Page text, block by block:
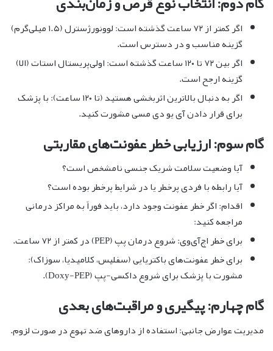
اگر کمتر از ۷۲ ساعت گذشته است: لوونورژسترل (۱.۵ میلی‌گرم)
گزینه مناسب و در دسترس است.
اگر بین ۷۲ تا ۱۲۰ ساعت گذشته است: اولی‌پریستال استات (الا)
گزینه ارجح است.
اگر به دنبال بالاترین اثربخشی هستید (تا ۱۲۰ ساعت): با پزشک
برای قرار دادن آی یو دی مسی مشورت کنید.
گام سوم: ارزیابی خطر عفونت‌های مقاربتی
آیا وضعیت سلامت شریک جنسی نامشخص است؟
آیا رابطه با فردی پرخطر یا در شرایط پرخطر بوده است؟
اقدام: اگر خطر عفونت وجود دارد، باید فوراً به مراکز درمانی
مراجعه کنید:
برای خطر اچ‌آی‌وی: شروع درمان پپ (PEP) در کمتر از ۷۲ ساعت.
برای خطر عفونت‌های باکتریایی (سفلیس، کلامیدیا، سوزاک):
مشورت با پزشک برای شروع داکسی-پپ (Doxy-PEP).
گام چهارم: پیگیری و مراقبت‌های بعدی
مدیریت عوارض جانبی: استفاده از داروهای ضد تهوع در صورت لزوم.